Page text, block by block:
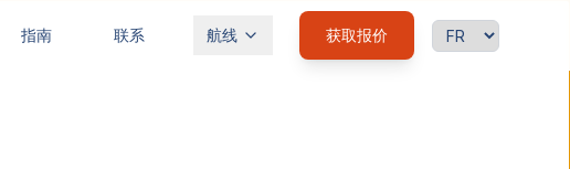
指南 联系 航线 获取报价 语言